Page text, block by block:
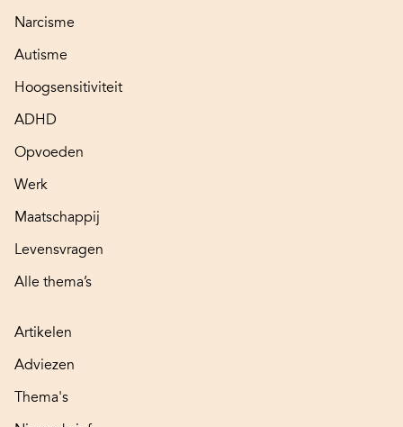
Narcisme
Autisme
Hoogsensitiviteit
ADHD
Opvoeden
Werk
Maatschappij
Levensvragen
Alle thema’s
Artikelen
Adviezen
Thema's